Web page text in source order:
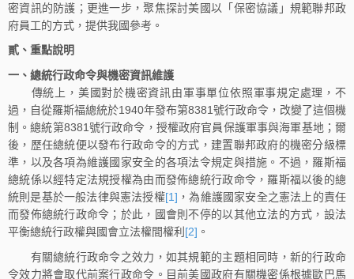
密資訊的防護；更進一步，聚焦探討美國以「保密協議」規範聯邦政
府員工的方式，提供我國參考。
貳、重點說明
一、總統行政命令與機密資訊維護
傳統上，美國對於機密資訊由軍事單位依照軍事規定處理，不
過，自從羅斯福總統於1940年發布第8381號行政命令，改變了這個機
制。總統第8381號行政命令，授權政府官員保護軍事與海軍基地；爾
後，歷任總統便以發布行政命令的方式，建置聯邦政府的機密分級標
準，以及各項為維護國家安全的各項法令規定與措施。不過，羅斯福
總統係以經特定法規授權為由而發佈總統行政命令，羅斯福以後的總
統則是基於一般法律與憲法授權[1] ，為維護國家安全之憲法上的責任
而發佈總統行政命令；於此，國會則不停的以其他立法的方式，設法
平衡總統行政權與國會立法權間權利 [2] 。
有關總統行政命令之效力，如其規範的主題相同時，新的行政命
令效力將會取代前案行政命令。目前美國政府有關機密係根據歐巴馬